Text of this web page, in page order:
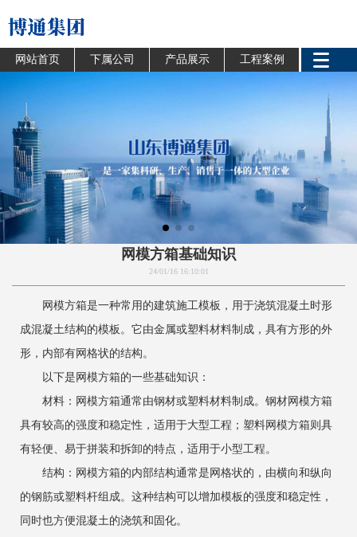
网站首页 下属公司 产品展示 工程案例
网模方箱基础知识
24/01/16 16:10:01
网模方箱是一种常用的建筑施工模板，用于浇筑混凝土时形
成混凝土结构的模板。它由金属或塑料材料制成，具有方形的外
形，内部有网格状的结构。
以下是网模方箱的一些基础知识：
材料：网模方箱通常由钢材或塑料材料制成。钢材网模方箱
具有较高的强度和稳定性，适用于大型工程；塑料网模方箱则具
有轻便、易于拼装和拆卸的特点，适用于小型工程。
结构：网模方箱的内部结构通常是网格状的，由横向和纵向
的钢筋或塑料杆组成。这种结构可以增加模板的强度和稳定性，
同时也方便混凝土的浇筑和固化。